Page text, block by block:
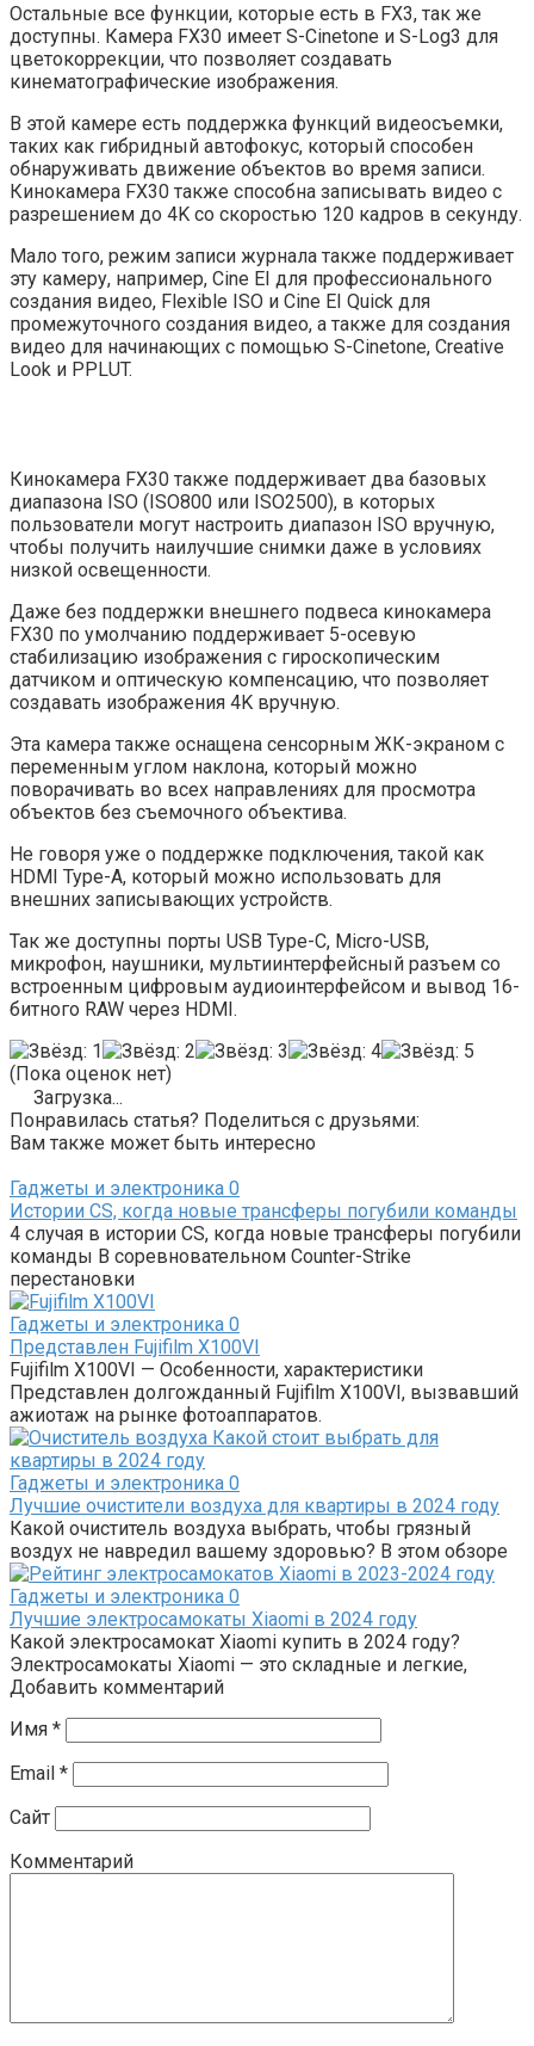
Остальные все функции, которые есть в FX3, так же
доступны. Камера FX30 имеет S-Cinetone и S-Log3 для
цветокоррекции, что позволяет создавать
кинематографические изображения.
В этой камере есть поддержка функций видеосъемки,
таких как гибридный автофокус, который способен
обнаруживать движение объектов во время записи.
Кинокамера FX30 также способна записывать видео с
разрешением до 4K со скоростью 120 кадров в секунду.
Мало того, режим записи журнала также поддерживает
эту камеру, например, Cine EI для профессионального
создания видео, Flexible ISO и Cine EI Quick для
промежуточного создания видео, а также для создания
видео для начинающих с помощью S-Cinetone, Creative
Look и PPLUT.
Кинокамера FX30 также поддерживает два базовых
диапазона ISO (ISO800 или ISO2500), в которых
пользователи могут настроить диапазон ISO вручную,
чтобы получить наилучшие снимки даже в условиях
низкой освещенности.
Даже без поддержки внешнего подвеса кинокамера
FX30 по умолчанию поддерживает 5-осевую
стабилизацию изображения с гироскопическим
датчиком и оптическую компенсацию, что позволяет
создавать изображения 4K вручную.
Эта камера также оснащена сенсорным ЖК-экраном с
переменным углом наклона, который можно
поворачивать во всех направлениях для просмотра
объектов без съемочного объектива.
Не говоря уже о поддержке подключения, такой как
HDMI Type-A, который можно использовать для
внешних записывающих устройств.
Так же доступны порты USB Type-C, Micro-USB,
микрофон, наушники, мультиинтерфейсный разъем со
встроенным цифровым аудиоинтерфейсом и вывод 16-
битного RAW через HDMI.
(Пока оценок нет)
Загрузка...
Понравилась статья? Поделиться с друзьями:
Вам также может быть интересно
Гаджеты и электроника 0
Истории CS, когда новые трансферы погубили команды
4 случая в истории CS, когда новые трансферы погубили
команды В соревновательном Counter-Strike
перестановки
Гаджеты и электроника 0
Представлен Fujifilm X100VI
Fujifilm X100VI — Особенности, характеристики
Представлен долгожданный Fujifilm X100VI, вызвавший
ажиотаж на рынке фотоаппаратов.
Гаджеты и электроника 0
Лучшие очистители воздуха для квартиры в 2024 году
Какой очиститель воздуха выбрать, чтобы грязный
воздух не навредил вашему здоровью? В этом обзоре
Гаджеты и электроника 0
Лучшие электросамокаты Xiaomi в 2024 году
Какой электросамокат Xiaomi купить в 2024 году?
Электросамокаты Xiaomi — это складные и легкие,
Добавить комментарий
Имя *
Email *
Сайт
Комментарий